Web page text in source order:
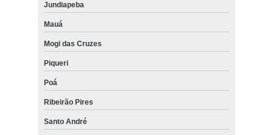
Jundiapeba
Mauá
Mogi das Cruzes
Piqueri
Poá
Ribeirão Pires
Santo André